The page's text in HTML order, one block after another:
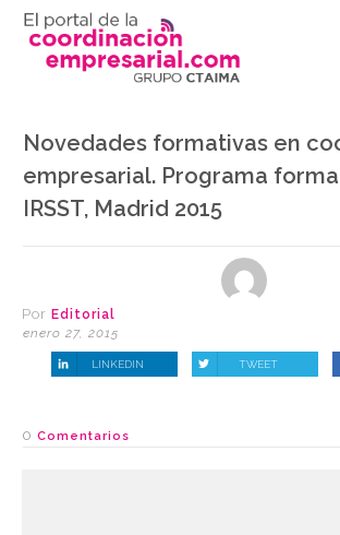
Novedades formativas en
empresarial. Programa
IRSST, Madrid 2015
Por Editorial
enero 27, 2015
LINKEDIN TWEET
0 Comentarios